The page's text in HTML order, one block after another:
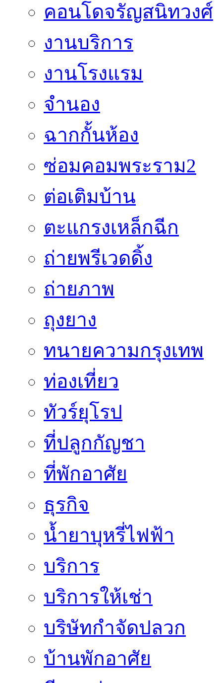
คอนโดจรัญสนิทวงศ์
งานบริการ
งานโรงแรม
จำนอง
ฉากกั้นห้อง
ซ่อมคอมพระราม2
ต่อเติมบ้าน
ตะแกรงเหล็กฉีก
ถ่ายพรีเวดดิ้ง
ถ่ายภาพ
ถุงยาง
ทนายความกรุงเทพ
ท่องเที่ยว
ทัวร์ยุโรป
ที่ปลูกกัญชา
ที่พักอาศัย
ธุรกิจ
น้ำยาบุหรี่ไฟฟ้า
บริการ
บริการให้เช่า
บริษัทกำจัดปลวก
บ้านพักอาศัย